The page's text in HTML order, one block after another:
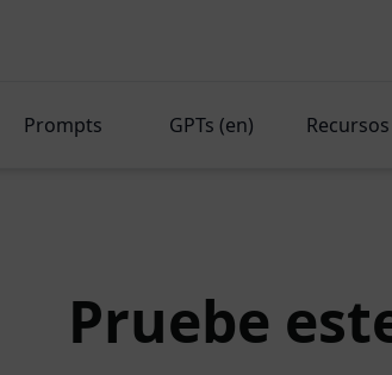
Prompts GPTs (en) Recursos
Pruebe